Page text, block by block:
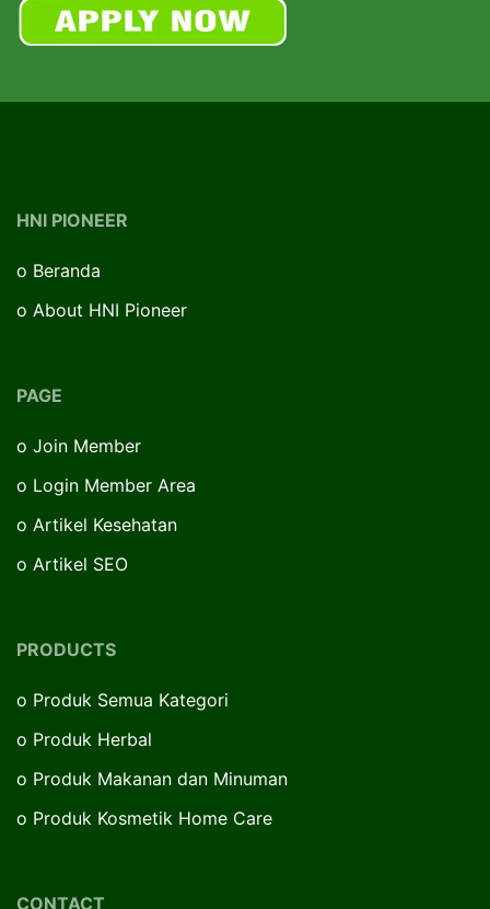
HNI PIONEER
o Beranda
o About HNI Pioneer
PAGE
o Join Member
o Login Member Area
o Artikel Kesehatan
o Artikel SEO
PRODUCTS
o Produk Semua Kategori
o Produk Herbal
o Produk Makanan dan Minuman
o Produk Kosmetik Home Care
CONTACT